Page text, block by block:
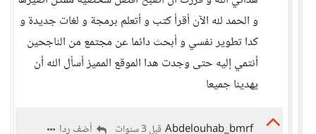
و الحمد لله الآن أقرأ كتب و أتعلم برمجة و لغات جديدة و
كدا تطوير نفسي و أبحث دائما عن مجتمع من الناجحين
أنتمي إليه حتى وجدت هدا الموقع المميز أسأل الله أن
يهدينا جميعا
Abdelouhab_bmrf قبل 3 سنوات أضف ردا